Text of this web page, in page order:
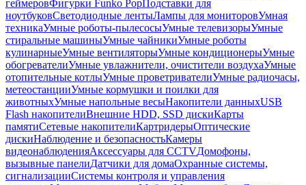
геймеровФигурки Funko PopПодставки для
ноутбуковСветодиодные лентыЛампы для мониторовУмная
техникаУмные роботы-пылесосыУмные телевизорыУмные
стиральные машиныУмные чайникиУмные роботы
кулинарныеУмные вентиляторыУмные кондиционерыУмные
обогревателиУмные увлажнители, очистители воздухаУмные
отопительные котлыУмные проветривателиУмные радиочасы,
метеостанцииУмные кормушки и поилки для
животныхУмные напольные весыНакопители данныхUSB
Flash накопителиВнешние HDD, SSD дискиКарты
памятиСетевые накопителиКартридерыОптические
дискиНаблюдение и безопасностьКамеры
видеонаблюденияАксессуары для CCTVДомофоны,
вызывные панелиДатчики для домаОхранные системы,
сигнализацииСистемы контроля и управления